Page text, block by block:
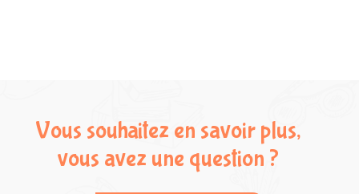
Vous souhaitez en savoir plus,
vous avez une question ?